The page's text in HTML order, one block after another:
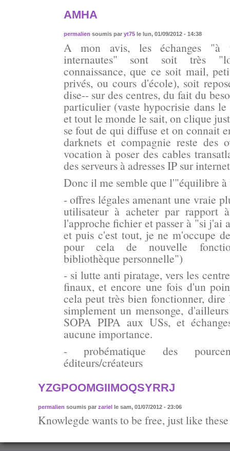
AMHA
permalien soumis par yt75le lun, 01/09/2012 - 14:38
A mon avis, les échanges "à
internautes" sont soit très
connaissance, que ce soit mail,
privés, ou cours d'école), soit
dise-- sur des centres, du fait du
particulier (vaste hypocrisie dans
et tout le monde le sait, on clique
se fout de qui diffuse et on connait
darknets et compagnie reste des
vocation à poser des cables
des serveurs à adresses IP sur
Donc il me semble que l'"équilibre à
- offres légales amenant une vraie
utilisateur à acheter par rapport
l'approche fichier et passer à "si j'ai
et puis c'est tout, je ne m'occupe
pour cela de nouvelle
bibliothèque personnelle")
- si lutte anti piratage, vers les
finaux, et encore une fois d'un
cela peut très bien fonctionner,
simplement un mensonge,
SOPA PIPA aux USs, et
aucune importance.
- probématique des
éditeurs/créateurs
YZGPOOMGIIMOQSYRRJ
permalien soumis par zarielle sam, 01/07/2012 - 23:06
Knowlegde wants to be free, just like